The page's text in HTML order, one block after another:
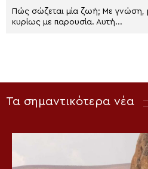
Πώς σώζεται μία ζωή; Με γνώση,
κυρίως με παρουσία. Αυτή...
Τα σημαντικότερα νέα